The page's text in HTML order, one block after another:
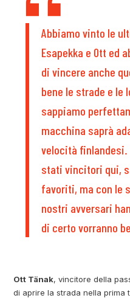
Abbiamo vinto le
Esapekka e Ott ed
di vincere anche
bene le strade e
sappiamo
macchina saprà
velocità
stati vincitori qui,
favoriti, ma con le
nostri avversari
di certo vorranno
Ott Tänak, vincitore della
di aprire la strada nella prima